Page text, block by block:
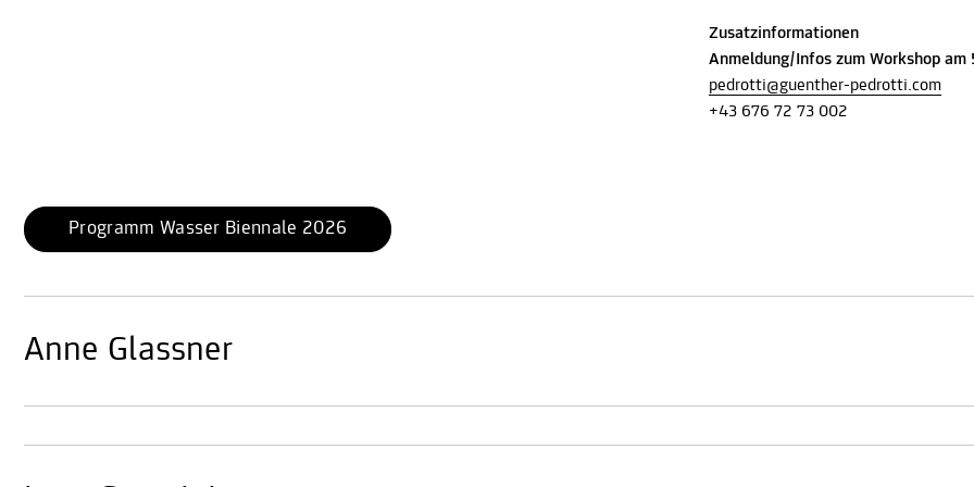
Zusatzinformationen
Anmeldung/Infos zum Workshop am
pedrotti@guenther-pedrotti.com
+43 676 72 73 002
Programm Wasser Biennale 2026
Anne Glassner